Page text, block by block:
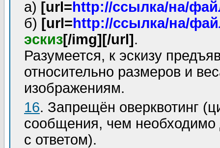
а) [url=http://ссылка/на/
б) [url=http://ссылка/на/
эскиз[/img][/url].
Разумеется, к эскизу
относительно размеров и
изображениям.
16. Запрещён оверквотинг
сообщения, чем необходимо
с ответом).